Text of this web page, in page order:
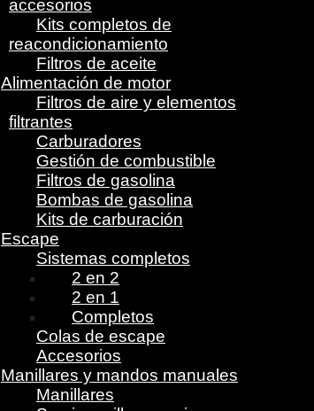
accesorios
Kits completos de
reacondicionamiento
Filtros de aceite
Alimentación de motor
Filtros de aire y elementos
filtrantes
Carburadores
Gestión de combustible
Filtros de gasolina
Bombas de gasolina
Kits de carburación
Escape
Sistemas completos
2 en 2
2 en 1
Completos
Colas de escape
Accesorios
Manillares y mandos manuales
Manillares